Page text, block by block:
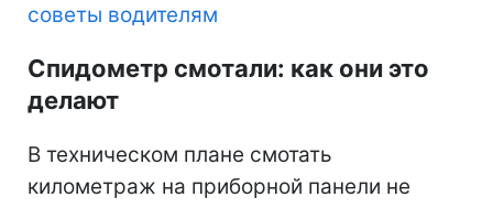
советы водителям
Спидометр смотали: как они это
делают
В техническом плане смотать
километраж на приборной панели не